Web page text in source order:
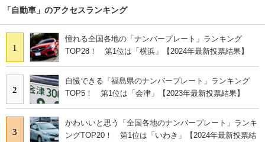
「自動車」のアクセスランキング
1
憧れる全国各地の「ナンバープレート」ランキング
TOP28！ 第1位は「横浜」【2024年最新投票結果】
2
自慢できる「福島県のナンバープレート」ランキング
TOP5！ 第1位は「会津」【2023年最新投票結果】
3
かわいいと思う「全国各地のナンバープレート」ランキ
ングTOP20！ 第1位は「いわき」【2024年最新投票結